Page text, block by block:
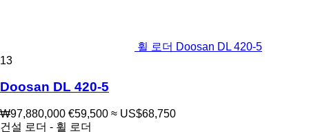
휠 로더 Doosan DL 420-5
13
Doosan DL 420-5
₩97,880,000 €59,500 ≈ US$68,750
건설 로더 - 휠 로더